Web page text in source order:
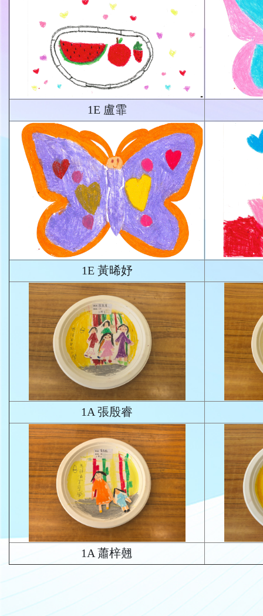
1E 盧霏
1E 黃晞妤
1A 張殷睿
1A 蕭梓翹